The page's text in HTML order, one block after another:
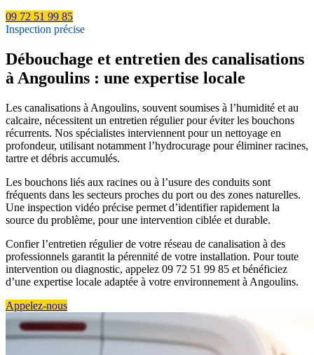
09 72 51 99 85
Inspection précise
Débouchage et entretien des canalisations
à Angoulins : une expertise locale
Les canalisations à Angoulins, souvent soumises à l’humidité et au
calcaire, nécessitent un entretien régulier pour éviter les bouchons
récurrents. Nos spécialistes interviennent pour un nettoyage en
profondeur, utilisant notamment l’hydrocurage pour éliminer racines,
tartre et débris accumulés.
Les bouchons liés aux racines ou à l’usure des conduits sont
fréquents dans les secteurs proches du port ou des zones naturelles.
Une inspection vidéo précise permet d’identifier rapidement la
source du problème, pour une intervention ciblée et durable.
Confier l’entretien régulier de votre réseau de canalisation à des
professionnels garantit la pérennité de votre installation. Pour toute
intervention ou diagnostic, appelez 09 72 51 99 85 et bénéficiez
d’une expertise locale adaptée à votre environnement à Angoulins.
Appelez-nous